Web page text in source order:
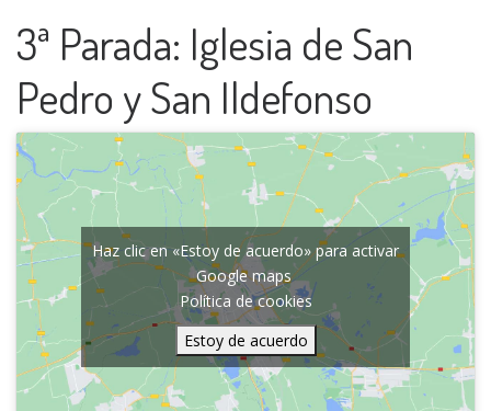
3ª Parada: Iglesia de San
Pedro y San Ildefonso
Haz clic en «Estoy de acuerdo» para activar
Google maps
Política de cookies
Estoy de acuerdo